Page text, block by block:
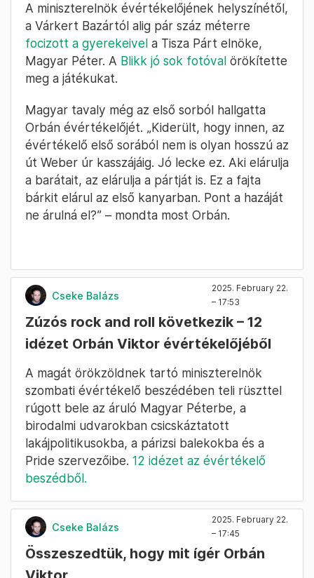
A miniszterelnök évértékelőjének helyszínétől,
a Várkert Bazártól alig pár száz méterre
focizott a gyerekeivel a Tisza Párt elnöke,
Magyar Péter. A Blikk jó sok fotóval örökítette
meg a játékukat.
Magyar tavaly még az első sorból hallgatta
Orbán évértékelőjét. „Kiderült, hogy innen, az
évértékelő első sorából nem is olyan hosszú az
út Weber úr kasszájáig. Jó lecke ez. Aki elárulja
a barátait, az elárulja a pártját is. Ez a fajta
bárkit elárul az első kanyarban. Pont a hazáját
ne árulná el?” – mondta most Orbán.
Cseke Balázs
2025. February 22.
– 17:53
Zúzós rock and roll következik – 12
idézet Orbán Viktor évértékelőjéből
A magát örökzöldnek tartó miniszterelnök
szombati évértékelő beszédében teli rüszttel
rúgott bele az áruló Magyar Péterbe, a
birodalmi udvarokban csicskáztatott
lakájpolitikusokba, a párizsi balekokba és a
Pride szervezőibe. 12 idézet az évértékelő
beszédből.
Cseke Balázs
2025. February 22.
– 17:45
Összeszedtük, hogy mit ígér Orbán